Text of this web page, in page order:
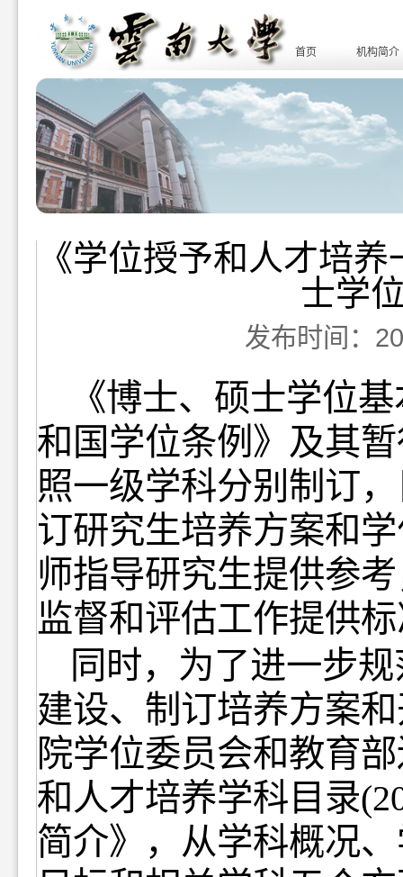
首页 机构简介
《学位授予和人才培
士学
发布时间：
《博士、硕士学位
和国学位条例》及其
照一级学科分别制订
订研究生培养方案和
师指导研究生提供参
监督和评估工作提供
同时，为了进一步
建设、制订培养方案
院学位委员会和教育
和人才培养学科目录
简介》，从学科概况